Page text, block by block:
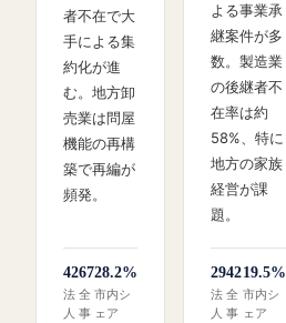
者不在で大
手による集
約化が進
む。地方卸
売業は問屋
機能の再構
築で再編が
頻発。
42
法
人
67
全
事
28.2%
市内シ
ェア
よる事業承
継案件が多
数。製造業
の後継者不
在率は約
58%、特に
地方の家族
経営が課
題。
29
法
人
42
全
事
19.5%
市内シ
ェア